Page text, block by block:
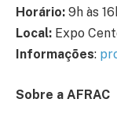
Horário: 9h às
Local: Expo
Informações:
Sobre a AFRAC